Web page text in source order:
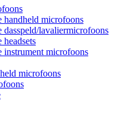
handheld microfoons
dasspeld/lavaliermicrofoons
headsets
instrument microfoons
microfoons